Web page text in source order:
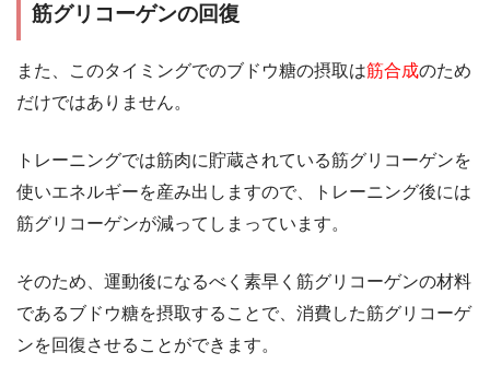
筋グリコーゲンの回復
また、このタイミングでのブドウ糖の摂取は筋合成のため
だけではありません。
トレーニングでは筋肉に貯蔵されている筋グリコーゲンを
使いエネルギーを産み出しますので、トレーニング後には
筋グリコーゲンが減ってしまっています。
そのため、運動後になるべく素早く筋グリコーゲンの材料
であるブドウ糖を摂取することで、消費した筋グリコーゲ
ンを回復させることができます。